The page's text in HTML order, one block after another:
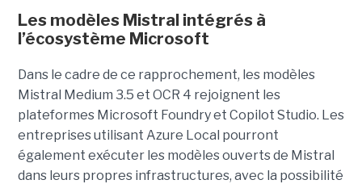
Les modèles Mistral intégrés à
l’écosystème Microsoft
Dans le cadre de ce rapprochement, les modèles
Mistral Medium 3.5 et OCR 4 rejoignent les
plateformes Microsoft Foundry et Copilot Studio. Les
entreprises utilisant Azure Local pourront
également exécuter les modèles ouverts de Mistral
dans leurs propres infrastructures, avec la possibilité